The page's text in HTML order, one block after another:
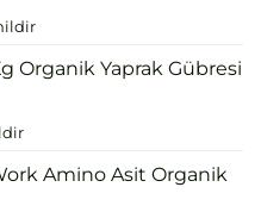
Organik Yaprak Gübresi
Amino Asit Organik